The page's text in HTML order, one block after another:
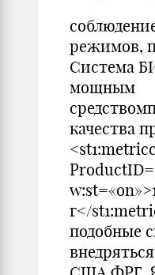
режимов,
Система
мощным
качества
г</
подобные